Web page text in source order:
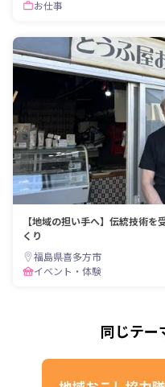
お仕事
【地域の担い手へ】伝統技術
くり
福島県喜多方市
イベント・体験
同じテー